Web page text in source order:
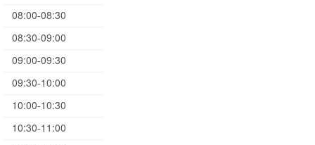
08:00-08:30
08:30-09:00
09:00-09:30
09:30-10:00
10:00-10:30
10:30-11:00